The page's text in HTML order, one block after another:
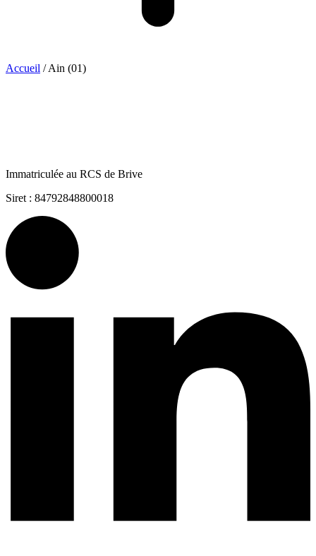
Accueil /Ain (01)
Immatriculée au RCS de Brive
Siret : 84792848800018